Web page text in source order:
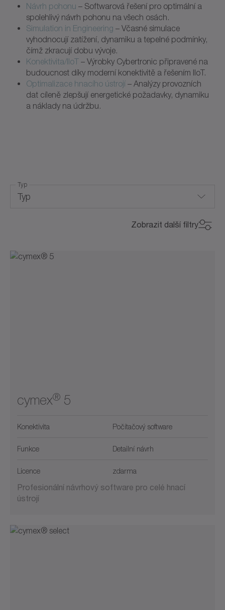
Návrh pohonu – Softwarová řešení pro optimální a
spolehlivý návrh pohonu na všech osách.
Simulation in Engineering – Včasné simulace
vyhodnocují zatížení, dynamiku a tepelné podmínky,
čímž zkracují dobu vývoje.
Konektivita/IIoT – Výrobky Cybertronic připravené na
budoucnost díky moderní konektivitě a řešením IIoT.
Optimalizace hnacího ústrojí – Analýzy provozních
dat cíleně zlepšují energetické požadavky, dynamiku
a náklady na údržbu.
Typ
Typ
Zobrazit další filtry
cymex® 5
Konektivita Počítačový software
Funkce Detailní návrh
Licence zdarma
Profesionální návrhový software pro celé hnací
ústrojí